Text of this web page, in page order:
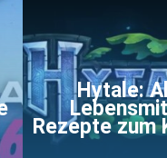
Hytale:
Rezepte zum